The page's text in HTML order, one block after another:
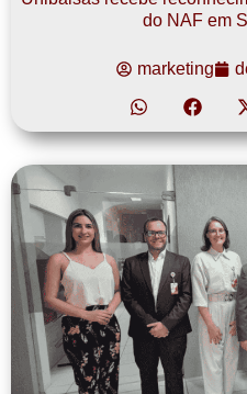
do NAF em
marketing